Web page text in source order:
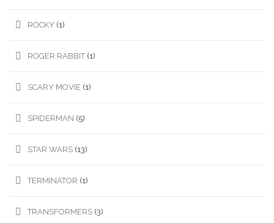
ROCKY (1)
ROGER RABBIT (1)
SCARY MOVIE (1)
SPIDERMAN (5)
STAR WARS (13)
TERMINATOR (1)
TRANSFORMERS (3)